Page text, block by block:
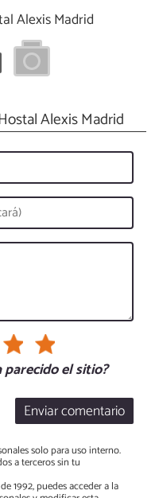
Alexis Madrid
Alexis Madrid
parecido el sitio?
Enviar comentario
solo para uso interno.
a terceros sin tu
1992, puedes acceder a la